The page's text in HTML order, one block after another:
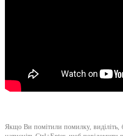
Якщо Ви помітили помилку, виділіть,